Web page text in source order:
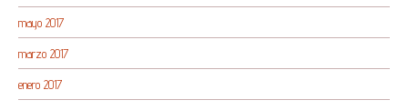
mayo 2017
marzo 2017
enero 2017